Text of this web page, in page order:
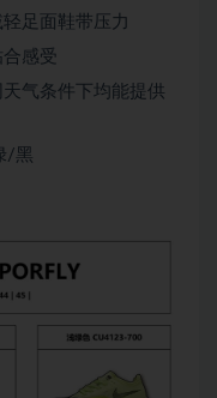
足面鞋带压力
感受
气条件下均能提供
/黑